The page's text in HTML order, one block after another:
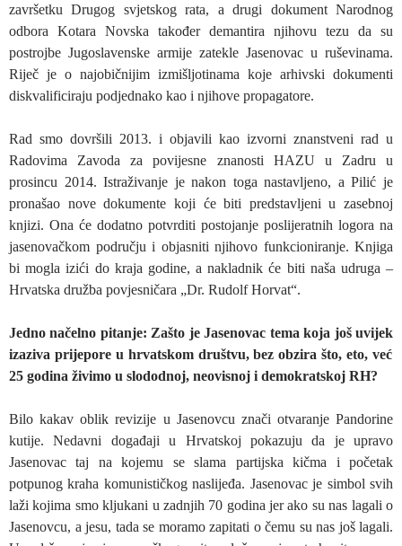
završetku Drugog svjetskog rata, a drugi dokument Narodnog
odbora Kotara Novska također demantira njihovu tezu da su
postrojbe Jugoslavenske armije zatekle Jasenovac u ruševinama.
Riječ je o najobičnijim izmišljotinama koje arhivski dokumenti
diskvalificiraju podjednako kao i njihove propagatore.
Rad smo dovršili 2013. i objavili kao izvorni znanstveni rad u
Radovima Zavoda za povijesne znanosti HAZU u Zadru u
prosincu 2014. Istraživanje je nakon toga nastavljeno, a Pilić je
pronašao nove dokumente koji će biti predstavljeni u zasebnoj
knjizi. Ona će dodatno potvrditi postojanje poslijeratnih logora na
jasenovačkom području i objasniti njihovo funkcioniranje. Knjiga
bi mogla izići do kraja godine, a nakladnik će biti naša udruga –
Hrvatska družba povjesničara „Dr. Rudolf Horvat“.
Jedno načelno pitanje: Zašto je Jasenovac tema koja još uvijek
izaziva prijepore u hrvatskom društvu, bez obzira što, eto, već
25 godina živimo u slododnoj, neovisnoj i demokratskoj RH?
Bilo kakav oblik revizije u Jasenovcu znači otvaranje Pandorine
kutije. Nedavni događaji u Hrvatskoj pokazuju da je upravo
Jasenovac taj na kojemu se slama partijska kičma i početak
potpunog kraha komunističkog naslijeđa. Jasenovac je simbol svih
laži kojima smo kljukani u zadnjih 70 godina jer ako su nas lagali o
Jasenovcu, a jesu, tada se moramo zapitati o čemu su nas još lagali.